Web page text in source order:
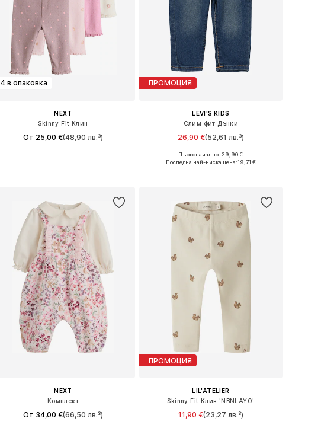
4 в опаковка
NEXT
Skinny Fit Клин
От 25,00 €(48,90 лв.³)
ПРОМОЦИЯ
LEVI'S KIDS
Слим фит Дънки
26,90 €(52,61 лв.³)
Налични размери: 62, 68, 80, 86, 92, 98
Първоначално: 29,90 €
Последна най-ниска цена:19,71 €
NEXT
Комплект
От 34,00 €(66,50 лв.³)
ПРОМОЦИЯ
LIL'ATELIER
Skinny Fit Клин 'NBNLAYO'
11,90 €(23,27 лв.³)